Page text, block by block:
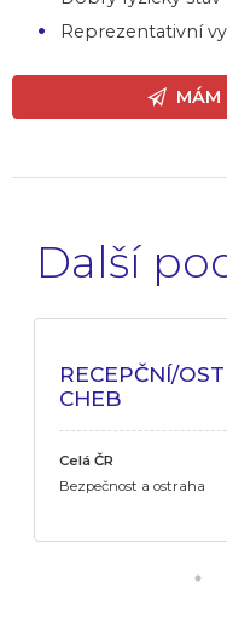
Reprezentativní
MÁM
Další
RECEPČNÍ/
CHEB
Celá ČR
Bezpečnost a ostraha